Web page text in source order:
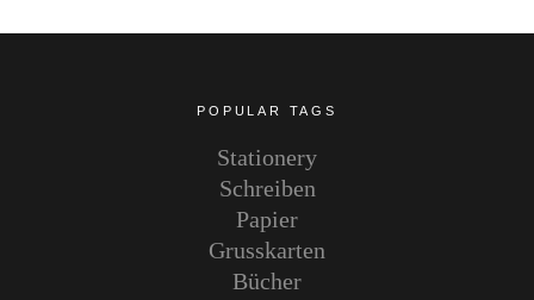
POPULAR TAGS
Stationery
Schreiben
Papier
Grusskarten
Bücher